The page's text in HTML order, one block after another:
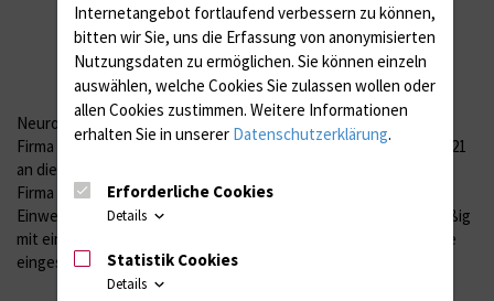
Neurodegeneration „Albrecht Kossel“ einen Standautoklav der
Firma der Firma Systec (GHS-20-0046). Dieser wurde am 14.07.2021
an die Sektion geliefert. Am 07.10.2021 wurde das Gerät von der
Firma Systec in Betrieb genommen und es erfolgte eine
Einweisung vor Ort. Seit dem Eintreffen wird das Gerät regelmäßig
mit einer durchschnittlichen Nutzungsdauer von ca. 20 h/Woche
eingesetzt:
Internetangebot fortlaufend verbessern zu können,
bitten wir Sie, uns die Erfassung von anonymisierten
Nutzungsdaten zu ermöglichen. Sie können einzeln
auswählen, welche Cookies Sie zulassen wollen oder
allen Cookies zustimmen. Weitere Informationen
erhalten Sie in unserer Datenschutzerklärung.
Erforderliche Cookies
Details
Statistik Cookies
Details